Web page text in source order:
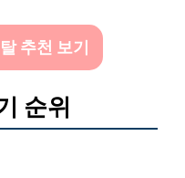
추천 보기
순위